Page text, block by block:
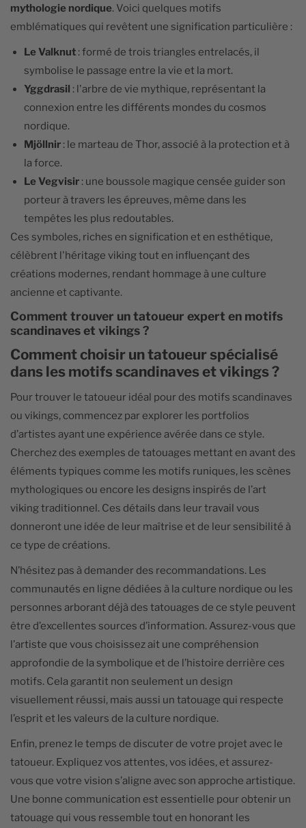
mythologie nordique. Voici quelques motifs
emblématiques qui revêtent une signification particulière :
Le Valknut : formé de trois triangles entrelacés, il
symbolise le passage entre la vie et la mort.
Yggdrasil : l'arbre de vie mythique, représentant la
connexion entre les différents mondes du cosmos
nordique.
Mjöllnir : le marteau de Thor, associé à la protection et à
la force.
Le Vegvisir : une boussole magique censée guider son
porteur à travers les épreuves, même dans les
tempêtes les plus redoutables.
Ces symboles, riches en signification et en esthétique,
célèbrent l'héritage viking tout en influençant des
créations modernes, rendant hommage à une culture
ancienne et captivante.
Comment trouver un tatoueur expert en motifs
scandinaves et vikings ?
Comment choisir un tatoueur spécialisé
dans les motifs scandinaves et vikings ?
Pour trouver le tatoueur idéal pour des motifs scandinaves
ou vikings, commencez par explorer les portfolios
d’artistes ayant une expérience avérée dans ce style.
Cherchez des exemples de tatouages mettant en avant des
éléments typiques comme les motifs runiques, les scènes
mythologiques ou encore les designs inspirés de l’art
viking traditionnel. Ces détails dans leur travail vous
donneront une idée de leur maîtrise et de leur sensibilité à
ce type de créations.
N’hésitez pas à demander des recommandations. Les
communautés en ligne dédiées à la culture nordique ou les
personnes arborant déjà des tatouages de ce style peuvent
être d’excellentes sources d’information. Assurez-vous que
l’artiste que vous choisissez ait une compréhension
approfondie de la symbolique et de l’histoire derrière ces
motifs. Cela garantit non seulement un design
visuellement réussi, mais aussi un tatouage qui respecte
l’esprit et les valeurs de la culture nordique.
Enfin, prenez le temps de discuter de votre projet avec le
tatoueur. Expliquez vos attentes, vos idées, et assurez-
vous que votre vision s’aligne avec son approche artistique.
Une bonne communication est essentielle pour obtenir un
tatouage qui vous ressemble tout en honorant les